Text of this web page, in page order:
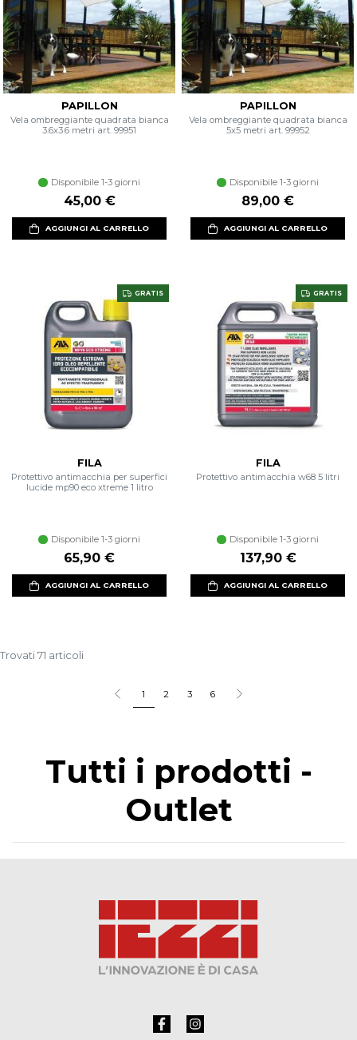
PAPILLON
Vela ombreggiante quadrata bianca
3.6x3.6 metri art. 99951
Disponibile 1-3 giorni
45,00 €
AGGIUNGI AL CARRELLO
PAPILLON
Vela ombreggiante quadrata bianca
5x5 metri art. 99952
Disponibile 1-3 giorni
89,00 €
AGGIUNGI AL CARRELLO
GRATIS
FILA
Protettivo antimacchia per superfici
lucide mp90 eco xtreme 1 litro
Disponibile 1-3 giorni
65,90 €
AGGIUNGI AL CARRELLO
GRATIS
FILA
Protettivo antimacchia w68 5 litri
Disponibile 1-3 giorni
137,90 €
AGGIUNGI AL CARRELLO
Trovati 71 articoli
1 2 3 6
Tutti i prodotti -
Outlet